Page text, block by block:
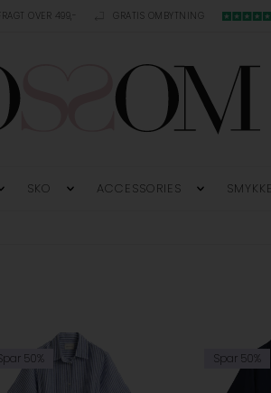
OVER 499,- GRATIS OMBYTNING
SKO ACCESSORIES
50% Spar 50%